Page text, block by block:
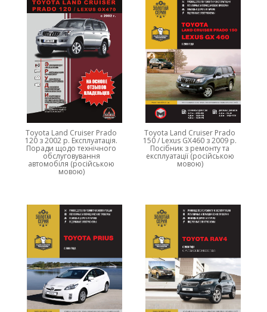
Toyota Land Cruiser Prado
120 з 2002 р. Експлуатація.
Поради щодо технічного
обслуговування
автомобіля (російською
мовою)
Toyota Land Cruiser Prado
150 / Lexus GX460 з 2009 р.
Посібник з ремонту та
експлуатації (російською
мовою)